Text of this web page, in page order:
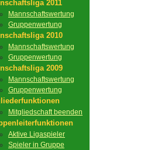
2011
Mannschaftswertung
Gruppenwertung
2010
Mannschaftswertung
Gruppenwertung
2009
Mannschaftswertung
Gruppenwertung
Mitgliedschaft beenden
Aktive Ligaspieler
Spieler in Gruppe